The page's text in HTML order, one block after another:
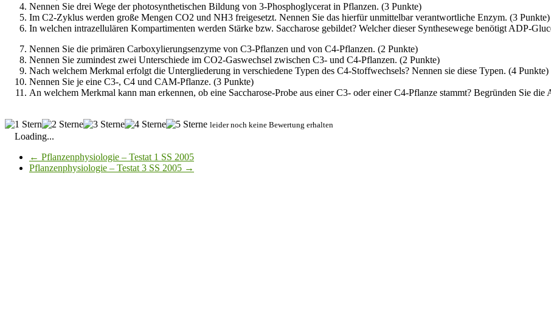
Nennen Sie drei Wege der photosynthetischen Bildung von 3-Phosphoglycerat in Pflanzen. (3 Punkte)
Im C2-Zyklus werden große Mengen CO2 und NH3 freigesetzt. Nennen Sie das hierfür unmittelbar verantwortliche Enzym. (3 Punkte)
In welchen intrazellulären Kompartimenten werden Stärke bzw. Saccharose gebildet? Welcher dieser Synthesewege benötigt ADP-
Nennen Sie die primären Carboxylierungsenzyme von C3-Pflanzen und von C4-Pflanzen. (2 Punkte)
Nennen Sie zumindest zwei Unterschiede im CO2-Gaswechsel zwischen C3- und C4-Pflanzen. (2 Punkte)
Nach welchem Merkmal erfolgt die Untergliederung in verschiedene Typen des C4-Stoffwechsels? Nennen sie diese Typen. (4 Punkte)
Nennen Sie je eine C3-, C4 und CAM-Pflanze. (3 Punkte)
An welchem Merkmal kann man erkennen, ob eine Saccharose-Probe aus einer C3- oder einer C4-Pflanze stammt? Begründen Sie
leider noch keine Bewertung erhalten
Loading...
← Pflanzenphysiologie – Testat 1 SS 2005
Pflanzenphysiologie – Testat 3 SS 2005 →